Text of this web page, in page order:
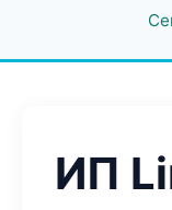
ИП